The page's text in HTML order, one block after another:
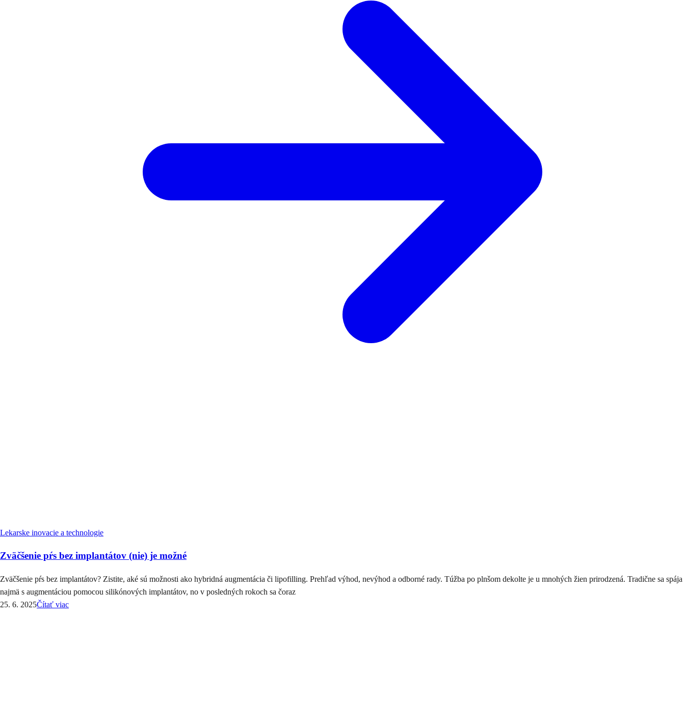
Lekarske inovacie a technologie
Zväčšenie pŕs bez implantátov (nie) je možné
Zväčšenie pŕs bez implantátov? Zistite, aké sú možnosti ako hybridná augmentácia či lipofilling. Prehľad výhod, nevýhod a odborné rady. Túžba po plnšom dekolte je u mnohých žien prirodzená. Tradične sa spája
najmä s augmentáciou pomocou silikónových implantátov, no v posledných rokoch sa čoraz
25. 6. 2025Čítať viac